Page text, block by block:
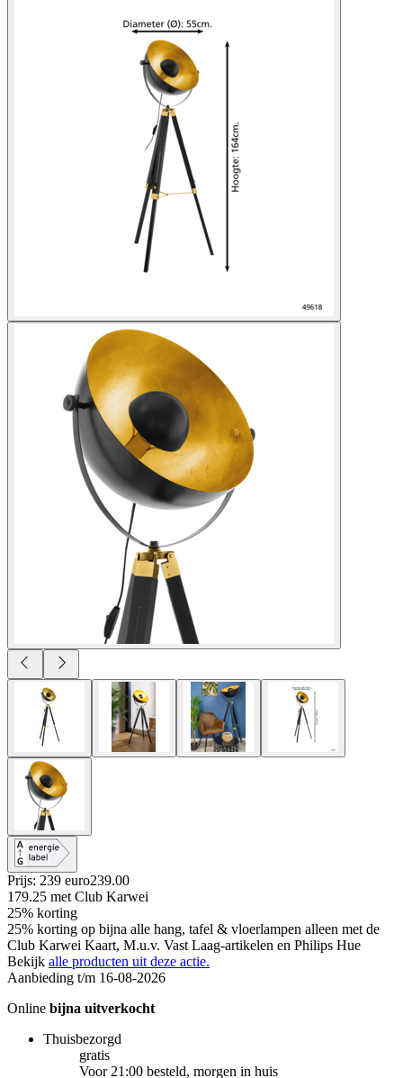
Prijs: 239 euro239.00
179.25 met Club Karwei
25% korting
25% korting op bijna alle hang, tafel & vloerlampen alleen met de
Club Karwei Kaart, M.u.v. Vast Laag-artikelen en Philips Hue
Bekijk alle producten uit deze actie.
Aanbieding t/m 16-08-2026
Online bijna uitverkocht
Thuisbezorgd
gratis
Voor 21:00 besteld, morgen in huis